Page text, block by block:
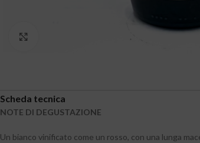
Scheda tecnica
NOTE DI DEGUSTAZIONE
Un bianco vinificato come un rosso, con una lunga